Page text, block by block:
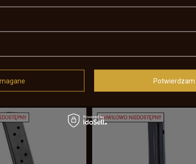
CHWILOWO NIEDOSTĘPNY